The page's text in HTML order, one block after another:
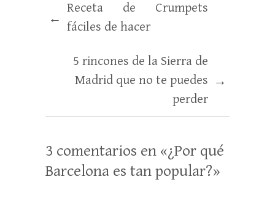
←
Receta de Crumpets
fáciles de hacer
5 rincones de la Sierra de
Madrid que no te puedes
perder
→
3 comentarios en «¿Por qué
Barcelona es tan popular?»